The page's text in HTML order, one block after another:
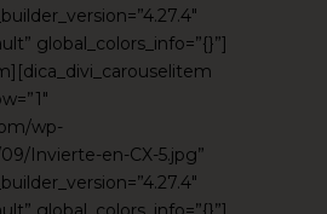
global_colors_info=”{}”]
wp-
Invierte-en-CX-5.jpg”